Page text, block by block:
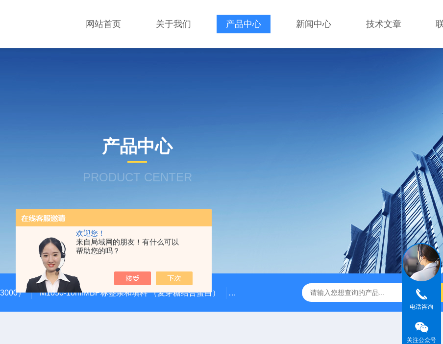
欢迎您！
来自局域网的朋友！有什么可以
帮助您的吗？
网站首页 关于我们 产品中心 新闻中心 技术文章
产品中心
PRODUCT CENTER
） M1050-10mlMBP标签亲和填料 （麦芽糖结合蛋白） 500bp DNA Marker DNA Assembly Mix Plus无缝克隆
电话咨询
关注公众号